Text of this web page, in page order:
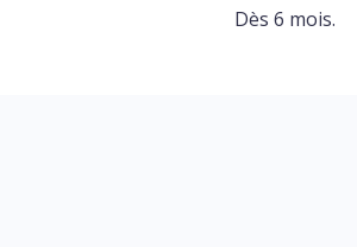
Dès 6 mois.